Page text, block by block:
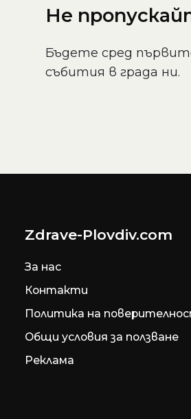
Не
Бъдете сред
събития в града ни.
Zdrave-Plovdiv.com
За нас
Контакти
Политика на
Общи условия за ползване
Реклама